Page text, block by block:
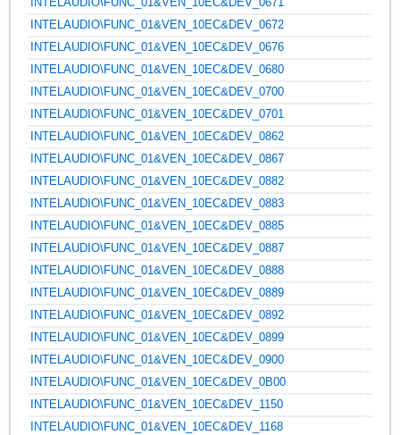
INTELAUDIO\FUNC_01&VEN_10EC&DEV_0672
INTELAUDIO\FUNC_01&VEN_10EC&DEV_0676
INTELAUDIO\FUNC_01&VEN_10EC&DEV_0680
INTELAUDIO\FUNC_01&VEN_10EC&DEV_0700
INTELAUDIO\FUNC_01&VEN_10EC&DEV_0701
INTELAUDIO\FUNC_01&VEN_10EC&DEV_0862
INTELAUDIO\FUNC_01&VEN_10EC&DEV_0867
INTELAUDIO\FUNC_01&VEN_10EC&DEV_0882
INTELAUDIO\FUNC_01&VEN_10EC&DEV_0883
INTELAUDIO\FUNC_01&VEN_10EC&DEV_0885
INTELAUDIO\FUNC_01&VEN_10EC&DEV_0887
INTELAUDIO\FUNC_01&VEN_10EC&DEV_0888
INTELAUDIO\FUNC_01&VEN_10EC&DEV_0889
INTELAUDIO\FUNC_01&VEN_10EC&DEV_0892
INTELAUDIO\FUNC_01&VEN_10EC&DEV_0899
INTELAUDIO\FUNC_01&VEN_10EC&DEV_0900
INTELAUDIO\FUNC_01&VEN_10EC&DEV_0B00
INTELAUDIO\FUNC_01&VEN_10EC&DEV_1150
INTELAUDIO\FUNC_01&VEN_10EC&DEV_1168